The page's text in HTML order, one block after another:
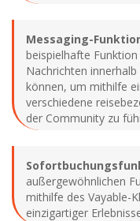
Messaging-
beispielhafte
Nachrichten
können, um mithilfe
verschiedene
der Community zu
außergewöhnlichen
mithilfe des Vayable-
einzigartiger